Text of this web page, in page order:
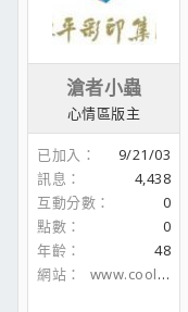
滄者小蟲
心情區版主
已加入
9/21/03
訊息
4,438
互動分數
0
點數
0
年齡
48
網站
www.coolaler.com